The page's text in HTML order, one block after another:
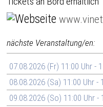
nächste Veranstaltung/en:
07.08.2026 (Fr) 11:00 Uhr -
08.08.2026 (Sa) 11:00 Uhr -
09.08.2026 (So) 11:00 Uhr -